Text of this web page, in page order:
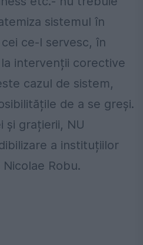
sistemul în
ce-l servesc, în
intervenții corective
cazul de sistem,
de a se greși.
și grațierii, NU
a instituțiilor
Nicolae Robu.